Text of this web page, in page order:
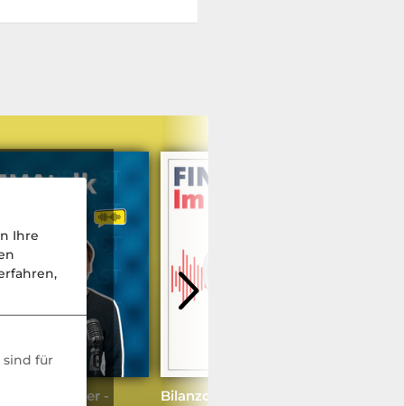
Youngtimer - Bilanzcheck mit Carola Rinker:
Ihre
sind für